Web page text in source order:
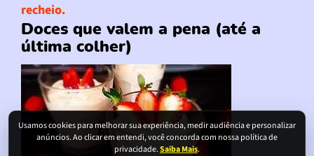
Usamos cookies para melhorar sua experiência, medir audiência e personalizar
anúncios. Ao clicar em entendi, você concorda com nossa política de
privacidade.Saiba Mais.
recheio.
Doces que valem a pena (até a
última colher)